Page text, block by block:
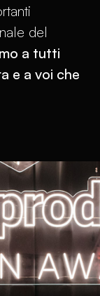
del
a tutti
e a voi che